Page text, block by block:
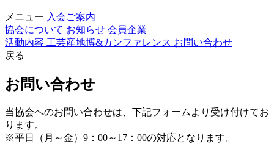
メニュー 入会ご案内
協会について お知らせ 会員企業
活動内容 工芸産地博&カンファレンス お問い合わせ
戻る
お問い合わせ
当協会へのお問い合わせは、下記フォームより受け付けてお
ります。
※平日（月～金）9：00～17：00の対応となります。